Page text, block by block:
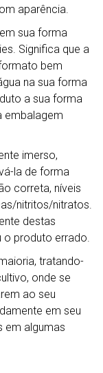
aparência.
sua forma
Significa que a
bem
na sua forma
a sua forma
embalagem
imerso,
la de forma
correta, níveis
nitritos/nitratos.
destas
o produto errado.
tratando-
onde se
ao seu
em seu
em algumas